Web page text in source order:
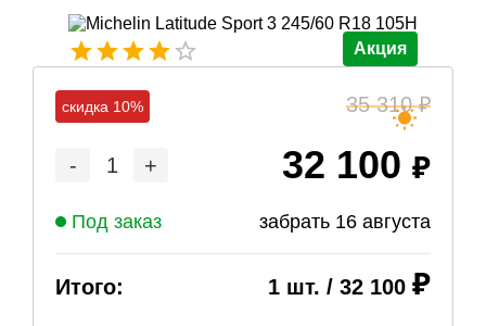
Акция
скидка 10% 35 310
- 1 + 32 100
Под заказ забрать 16 августа
Итого: 1 шт. / 32 100